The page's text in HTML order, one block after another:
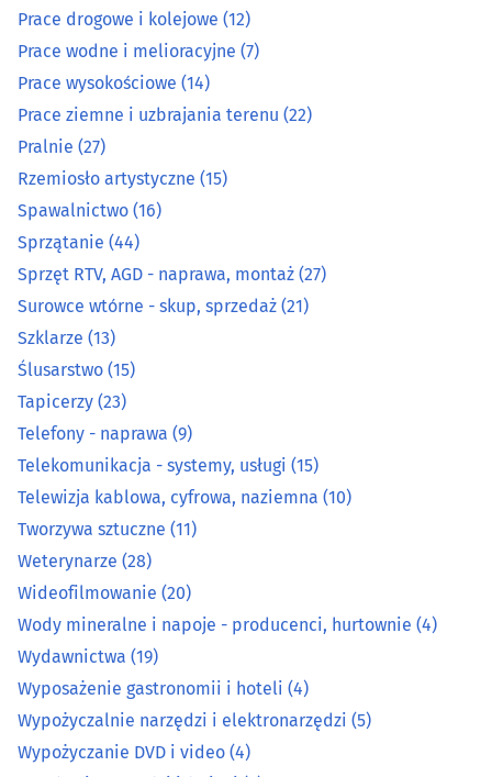
Organizacja eventów, wesel i bankietów
Ostrzenie narzędzi(3)
Pieczątki(7)
Pisanie, edycja i korekta tekstów
Podnośniki, transportery(15)
Pogrzebowe zakłady
Prace drogowe i kolejowe
Prace wodne i melioracyjne (7)
Prace wysokościowe(14)
Prace ziemne i uzbrajania terenu
Rzemiosło artystyczne(15)
Spawalnictwo (16)
Prace drogowe i kolejowe (12)
Prace wodne i melioracyjne (7)
Prace wysokościowe (14)
Prace ziemne i uzbrajania terenu (22)
Pralnie (27)
Rzemiosło artystyczne (15)
Spawalnictwo (16)
Sprzątanie (44)
Sprzęt RTV, AGD - naprawa, montaż (27)
Surowce wtórne - skup, sprzedaż (21)
Szklarze (13)
Ślusarstwo (15)
Tapicerzy (23)
Telefony - naprawa (9)
Telekomunikacja - systemy, usługi (15)
Telewizja kablowa, cyfrowa, naziemna (10)
Tworzywa sztuczne (11)
Weterynarze (28)
Wideofilmowanie (20)
Wody mineralne i napoje - producenci, hurtownie (4)
Wydawnictwa (19)
Wyposażenie gastronomii i hoteli (4)
Wypożyczalnie narzędzi i elektronarzędzi (5)
Wypożyczanie DVD i video (4)